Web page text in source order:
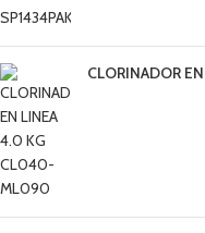
CLORINADOR